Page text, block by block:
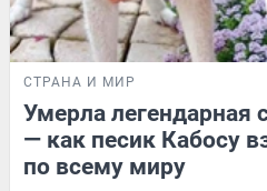
СТРАНА И МИР
Умерла легендарная
— как песик Кабосу
по всему миру